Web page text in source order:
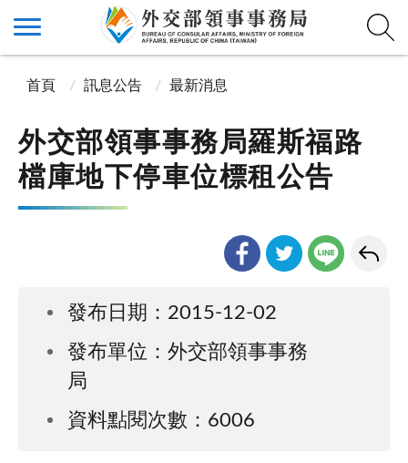
首頁 訊息公告 最新消息
外交部領事事務局羅斯福路
檔庫地下停車位標租公告
發布日期：2015-12-02
發布單位：外交部領事事務
局
資料點閱次數：6006